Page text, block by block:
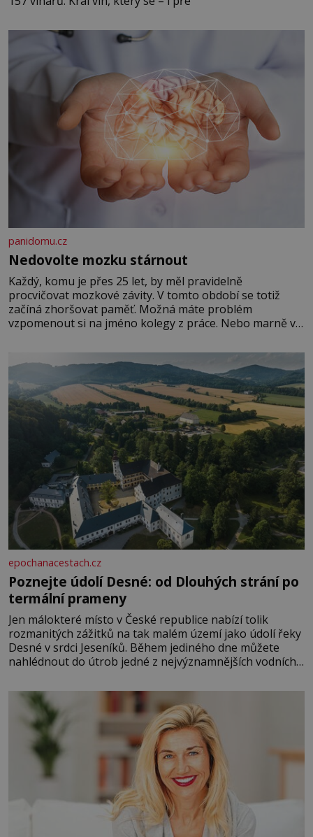
panidomu.cz
Nedovolte mozku stárnout
Každý, komu je přes 25 let, by měl pravidelně
procvičovat mozkové závity. V tomto období se totiž
začíná zhoršovat paměť. Možná máte problém
vzpomenout si na jméno kolegy z práce. Nebo marně v
Je to opravdu tak, s věkem jako kdyby se paměť
rozhodla stávkovat. Cvičte
epochanacestach.cz
Poznejte údolí Desné: od Dlouhých strání po
termální prameny
Jen málokteré místo v České republice nabízí tolik
rozmanitých zážitků na tak malém území jako údolí řeky
Desné v srdci Jeseníků. Během jediného dne můžete
nahlédnout do útrob jedné z nejvýznamnějších vodních
se na koloběžce a den zakončit poznáváním památek ve
Velkých Losinách nebo v termálním